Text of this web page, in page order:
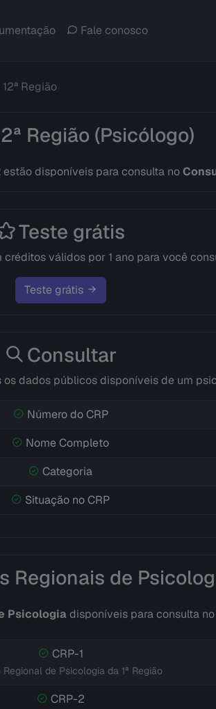
Fale conosco
12ª Região
Região (Psicólogo)
estão disponíveis para consulta no
Teste grátis
válidos por 1 ano para você
Teste grátis
Consultar
os dados públicos disponíveis de um
Número do CRP
Nome Completo
Categoria
Situação no CRP
Regionais de
Psicologiadisponíveis para consulta
CRP-1
de Psicologia da 1ª Região
CRP-2